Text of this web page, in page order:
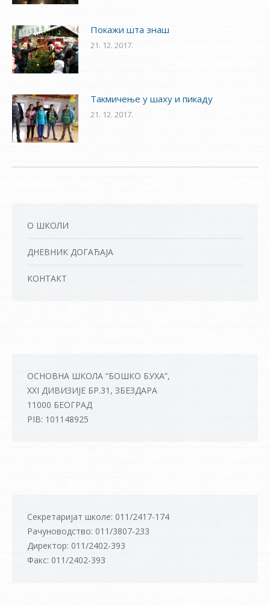
Покажи шта знаш
21. 12. 2017.
Такмичење у шаху и пикаду
21. 12. 2017.
О ШКОЛИ
ДНЕВНИК ДОГАЂАЈА
КОНТАКТ
ОСНОВНА ШКОЛА “БОШКО БУХА”,
XXI ДИВИЗИЈЕ БР.31, ЗБЕЗДАРА
11000 БЕОГРАД
PIB: 101148925
Секретаријат школе: 011/2417-174
Рачуноводство: 011/3807-233
Директор: 011/2402-393
Факс: 011/2402-393